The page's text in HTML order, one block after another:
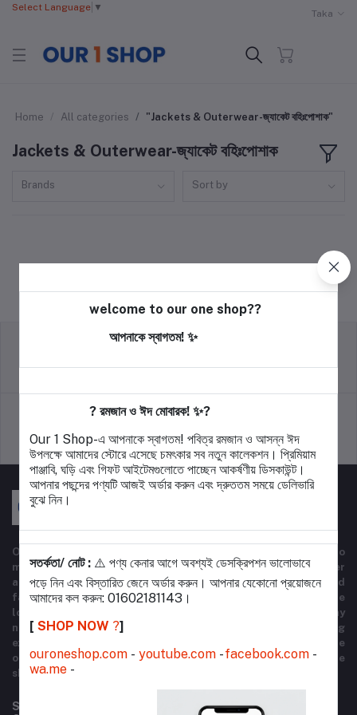
Select Language ▼
Taka
Home All categories "Jackets & Outerwear-জ্যাকেট বহিঃপোশাক"
Jackets & Outerwear-জ্যাকেট বহিঃপোশাক
Brands Sort by
return policy
Support Policy privacy policy
Our One Shop is a dynamic e-commerce platform designed to
meet all your shopping needs in one convenient place. We offer
a wide range of high-quality products, from electronics and
fashion to home essentials and beauty items. Whether you're
looking for the latest gadgets, stylish apparel, or everyday
necessities, Our One Shop provides a seamless shopping
experience with competitive prices and fast delivery. Explore
our diverse product categories and enjoy the ease of online
shopping with just a few clicks.
Subscribe to our newsletter for regular updates about
welcome to our one shop??
আপনাকে স্বাগতম! ✨
? রমজান ও ঈদ মোবারক! ✨?
Our 1 Shop-এ আপনাকে স্বাগতম! পবিত্র রমজান ও আসন্ন ঈদ
উপলক্ষে আমাদের স্টোরে এসেছে চমৎকার সব নতুন কালেকশন। প্রিমিয়াম
পাঞ্জাবি, ঘড়ি এবং গিফট আইটেমগুলোতে পাচ্ছেন আকর্ষণীয় ডিসকাউন্ট।
আপনার পছন্দের পণ্যটি আজই অর্ডার করুন এবং দ্রুততম সময়ে ডেলিভারি
বুঝে নিন।
সতর্কতা/ নোট : ⚠️ পণ্য কেনার আগে অবশ্যই ডেসক্রিপশন ভালোভাবে
পড়ে নিন এবং বিস্তারিত জেনে অর্ডার করুন। আপনার যেকোনো প্রয়োজনে
আমাদের কল করুন: 01602181143।
[ SHOP NOW ?️]
ouroneshop.com - youtube.com -facebook.com -
wa.me -